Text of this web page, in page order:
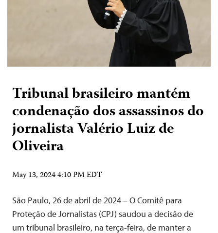
Tribunal brasileiro mantém
condenação dos assassinos do
jornalista Valério Luiz de
Oliveira
May 13, 2024 4:10 PM EDT
São Paulo, 26 de abril de 2024 – O Comitê para
Proteção de Jornalistas (CPJ) saudou a decisão de
um tribunal brasileiro, na terça-feira, de manter a